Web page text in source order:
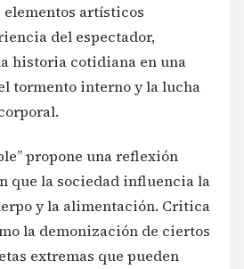
elementos artísticos
del espectador,
historia cotidiana en una
tormento interno y la lucha
propone una reflexión
que la sociedad influencia la
y la alimentación. Critica
la demonización de ciertos
extremas que pueden